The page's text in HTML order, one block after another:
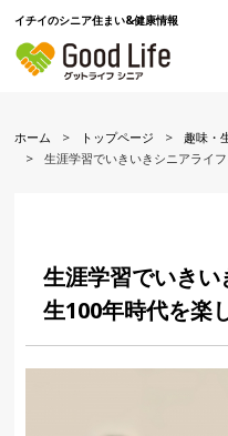
イチイのシニア住まい&健康情報
ホーム トップページ
趣味・
生涯学習でいきいきシニアライ
生涯学習でいき
生100年時代を楽